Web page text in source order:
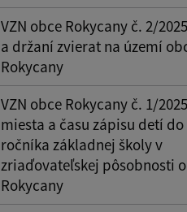
VZN obce Rokycany č. 2/
a držaní zvierat na území
Rokycany
VZN obce Rokycany č. 1/
miesta a času zápisu detí do
ročníka základnej školy v
zriaďovateľskej pôsobnosti
Rokycany